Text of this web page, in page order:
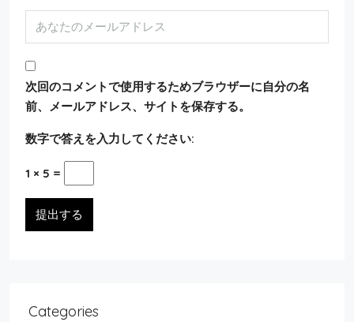
次回のコメントで使用するためブラウザーに自分の名
前、メールアドレス、サイトを保存する。
数字で答えを入力してください:
1 × 5 =
提出する
Categories